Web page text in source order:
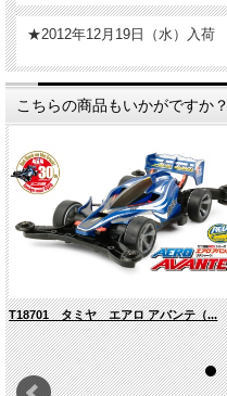
★2012年12月19日（水）入荷
こちらの商品もいかがですか？
T18701 タミヤ エアロ アバンテ（...